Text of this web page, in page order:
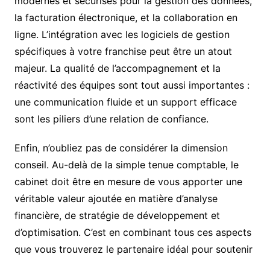
la facturation électronique, et la collaboration en
ligne. L’intégration avec les logiciels de gestion
spécifiques à votre franchise peut être un atout
majeur. La qualité de l’accompagnement et la
réactivité des équipes sont tout aussi importantes :
une communication fluide et un support efficace
sont les piliers d’une relation de confiance.
Enfin, n’oubliez pas de considérer la dimension
conseil. Au-delà de la simple tenue comptable, le
cabinet doit être en mesure de vous apporter une
véritable valeur ajoutée en matière d’analyse
financière, de stratégie de développement et
d’optimisation. C’est en combinant tous ces aspects
que vous trouverez le partenaire idéal pour soutenir